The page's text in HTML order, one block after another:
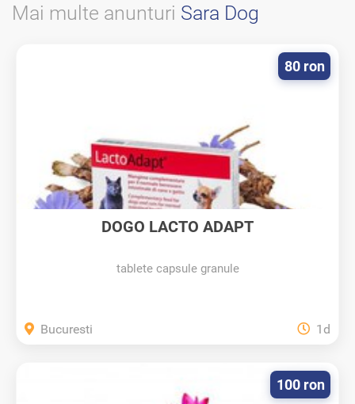
Mai multe anunturi Sara Dog
DOGO LACTO ADAPT
tablete capsule granule
80 ron
Bucuresti 1d
100 ron